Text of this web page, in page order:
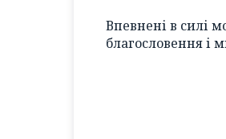
Впевнені в силі
благословення і